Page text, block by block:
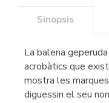
Sinopsis
La balena
acrobàtics que
mostra les
diguessin el seu